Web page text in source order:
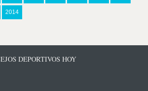
2014
DEPORTIVOS HOY